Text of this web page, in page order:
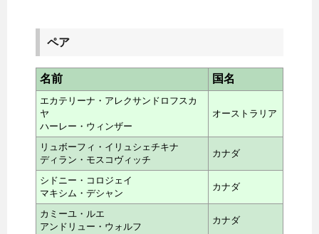
ペア
名前 国名
エカテリーナ・アレクサンドロフスカ
ヤ
ハーレー・ウィンザー
オーストラリア
リュボーフィ・イリュシェチキナ
ディラン・モスコヴィッチ
カナダ
シドニー・コロジェイ
マキシム・デシャン
カナダ
カミーユ・ルエ
アンドリュー・ウォルフ
カナダ